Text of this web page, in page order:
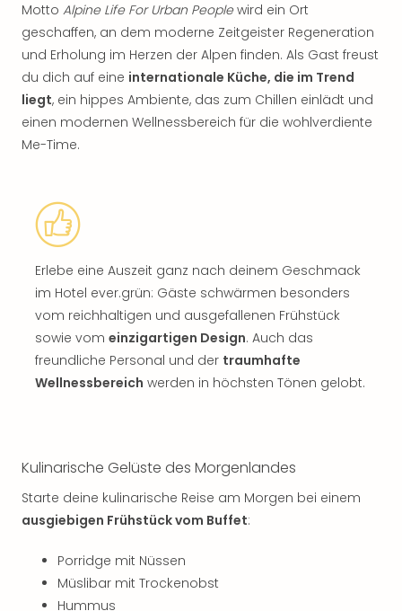
Motto Alpine Life For Urban Peoplewird ein Ort
geschaffen, an dem moderne Zeitgeister Regeneration
und Erholung im Herzen der Alpen finden. Als Gast freust
du dich auf eine internationale Küche, die im Trend
liegt, ein hippes Ambiente, das zum Chillen einlädt und
einen modernen Wellnessbereich für die wohlverdiente
Me-Time.
Erlebe eine Auszeit ganz nach deinem Geschmack
im Hotel ever.grün: Gäste schwärmen besonders
vom reichhaltigen und ausgefallenen Frühstück
sowie vom einzigartigen Design. Auch das
freundliche Personal und der traumhafte
Wellnessbereich werden in höchsten Tönen gelobt.
Kulinarische Gelüste des Morgenlandes
Starte deine kulinarische Reise am Morgen bei einem
ausgiebigen Frühstück vom Buffet:
Porridge mit Nüssen
Müslibar mit Trockenobst
Hummus